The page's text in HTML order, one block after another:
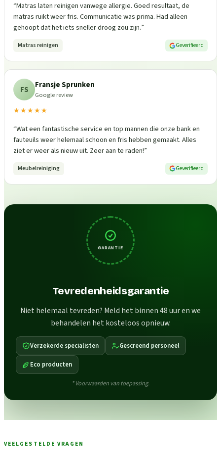
“Matras laten reinigen vanwege allergie. Goed resultaat, de
matras ruikt weer fris. Communicatie was prima. Had alleen
gehoopt dat het iets sneller droog zou zijn.”
Matras reinigen Geverifieerd
FS Fransje Sprunken
Google review
★★★★★
“Wat een fantastische service en top mannen die onze bank en
fauteuils weer helemaal schoon en fris hebben gemaakt. Alles
ziet er weer als nieuw uit. Zeer aan te raden!”
Meubelreiniging Geverifieerd
GARANTIE
Tevredenheidsgarantie
Niet helemaal tevreden? Meld het binnen 48 uur en we
behandelen het kosteloos opnieuw.
Verzekerde specialisten Gescreend personeel
Eco producten
* Voorwaarden van toepassing.
VEELGESTELDE VRAGEN